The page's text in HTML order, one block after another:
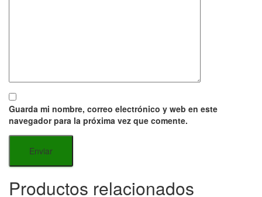
Guarda mi nombre, correo electrónico y web en este
navegador para la próxima vez que comente.
Productos relacionados